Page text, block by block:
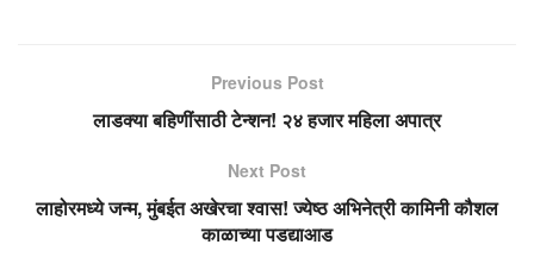
Previous Post
लाडक्या बहिणींसाठी टेन्शन! २४ हजार महिला अपात्र
Next Post
लाहोरमध्ये जन्म, मुंबईत अखेरचा श्वास! ज्येष्ठ अभिनेत्री कामिनी कौशल
काळाच्या पडद्याआड